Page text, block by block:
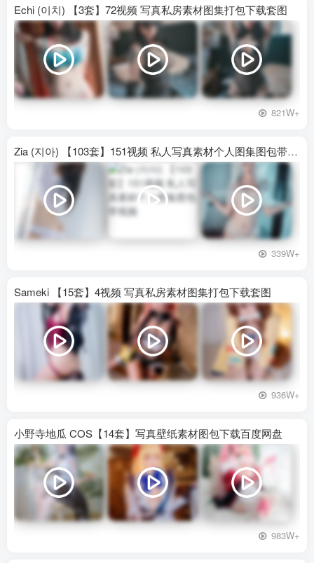
Echi (이치) 【3套】72视频 写真私房素材图集打包下载套图
821W+
Zia (지아) 【103套】151视频 私人写真素材个人图集图包带视频
339W+
Sameki 【15套】4视频 写真私房素材图集打包下载套图
936W+
小野寺地瓜 COS【14套】写真壁纸素材图包下载百度网盘
983W+